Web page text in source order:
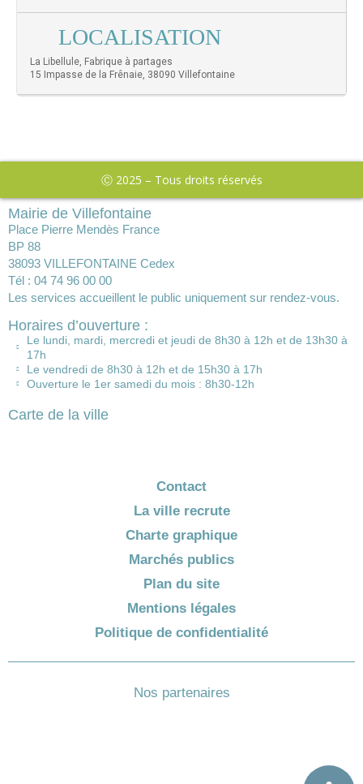
LOCALISATION
La Libellule, Fabrique à partages
15 Impasse de la Frênaie, 38090 Villefontaine
Ⓒ 2025 – Tous droits réservés
Mairie de Villefontaine
Place Pierre Mendès France
BP 88
38093 VILLEFONTAINE Cedex
Tél : 04 74 96 00 00
Les services accueillent le public uniquement sur rendez-vous.
Horaires d’ouverture :
Le lundi, mardi, mercredi et jeudi de 8h30 à 12h et de 13h30 à
17h
Le vendredi de 8h30 à 12h et de 15h30 à 17h
Ouverture le 1er samedi du mois : 8h30-12h
Carte de la ville
Contact
La ville recrute
Charte graphique
Marchés publics
Plan du site
Mentions légales
Politique de confidentialité
Nos partenaires